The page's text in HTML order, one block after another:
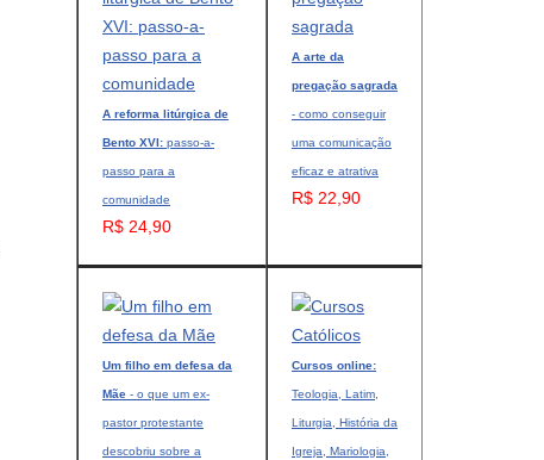
A reforma litúrgica de
Bento XVI: passo-a-
passo para a
comunidade
R$ 24,90
A arte da
pregação sagrada
- como conseguir
uma comunicação
eficaz e atrativa
R$ 22,90
Um filho em defesa da
Mãe - o que um ex-
pastor protestante
descobriu sobre a
Cursos online:
Teologia, Latim,
Liturgia, História da
Igreja, Mariologia,